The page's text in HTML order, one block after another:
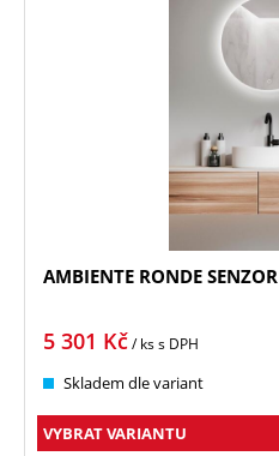
AMBIENTE RONDE SENZOR
5 301 Kč/ kss DPH
Skladem dle variant
VYBRAT VARIANTU